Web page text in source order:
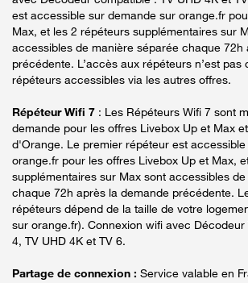
est accessible sur demande sur orange.fr
Max, et les 2 répéteurs supplémentaires sur
accessibles de manière séparée chaque 72h
précédente. L’accès aux répéteurs n’est
répéteurs accessibles via les autres offres.
Répéteur Wifi 7 : Les Répéteurs Wifi 7 sont
demande pour les offres Livebox Up et Max
d'Orange. Le premier répéteur est
orange.fr pour les offres Livebox Up et Max,
supplémentaires sur Max sont accessibles
chaque 72h après la demande précédente.
répéteurs dépend de la taille de votre
sur orange.fr). Connexion wifi avec Décodeur
4, TV UHD 4K et TV 6.
Partage de connexion : Service valable en